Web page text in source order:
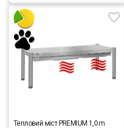
Тепловий міст PREMIUM 1,0 m